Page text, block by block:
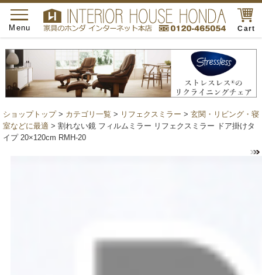
Cart
toggle
navigation
Menu
ショップトップ> カテゴリ一覧 > リフェクスミラー > 玄関・リビング・寝
室などに最適 > 割れない鏡 フィルムミラー リフェクスミラー ドア掛けタ
イプ 20×120cm RMH-20